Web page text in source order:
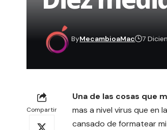
ByMecambioaMac 7
Compartir
Una de las cosas que
mas a nivel virus que en
cansado de formatear